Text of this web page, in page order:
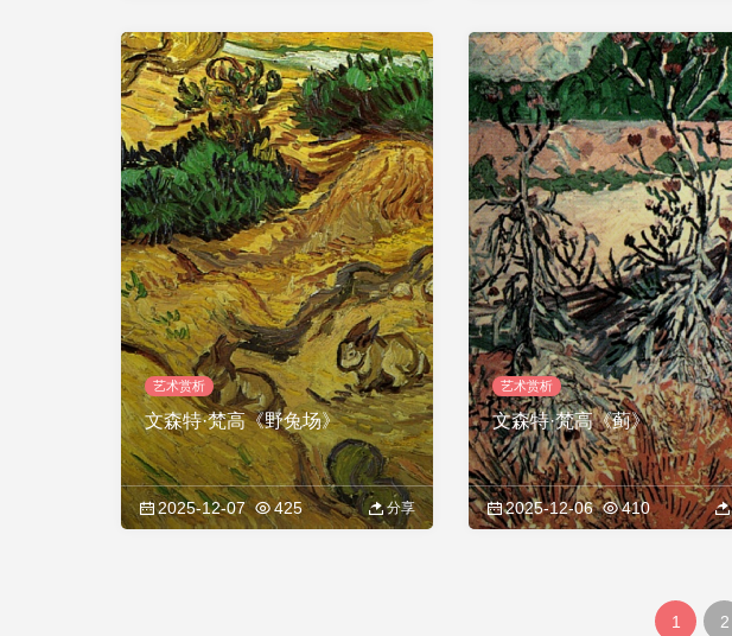
艺术赏析
文森特·梵高《野兔场》
2025-12-07 425 分享
艺术赏析
文森特·梵高《蓟》
2025-12-06 410
1 2